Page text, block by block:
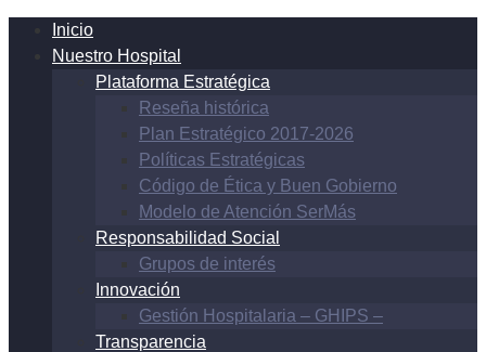
Inicio
Nuestro Hospital
Plataforma Estratégica
Reseña histórica
Plan Estratégico 2017-2026
Políticas Estratégicas
Código de Ética y Buen Gobierno
Modelo de Atención SerMás
Responsabilidad Social
Grupos de interés
Innovación
Gestión Hospitalaria – GHIPS –
Transparencia